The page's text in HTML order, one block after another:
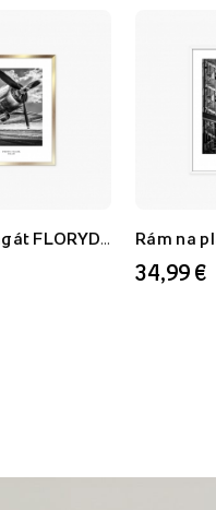
Rám na plagát FLORYDA AU, zlatý, 21x30 cm
34,99 €